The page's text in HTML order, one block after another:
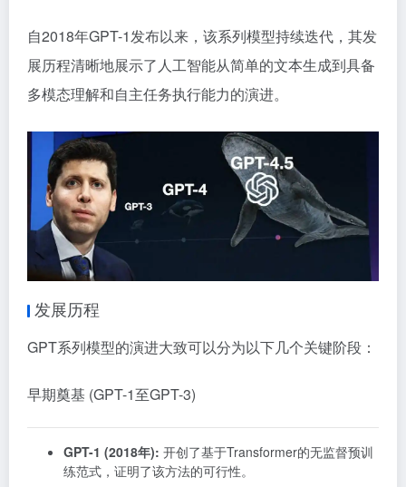
自2018年GPT-1发布以来，该系列模型持续迭代，其发
展历程清晰地展示了人工智能从简单的文本生成到具备
多模态理解和自主任务执行能力的演进。
发展历程
GPT系列模型的演进大致可以分为以下几个关键阶段：
早期奠基 (GPT-1至GPT-3)
GPT-1 (2018年): 开创了基于Transformer的无监督预训
练范式，证明了该方法的可行性。